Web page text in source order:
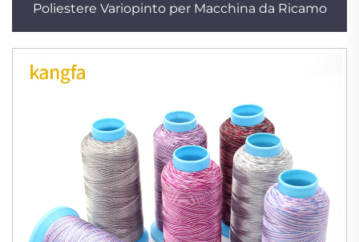
Poliestere Variopinto per Macchina da Ricamo